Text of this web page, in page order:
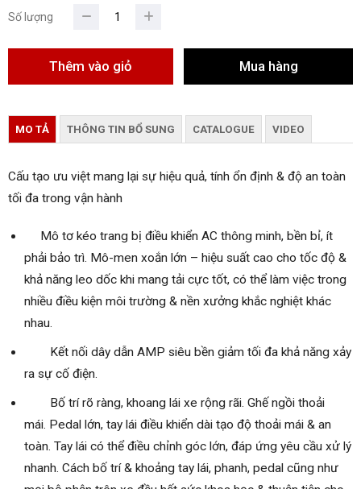
Số lượng
MO TẢ THÔNG TIN BỔ SUNG CATALOGUE VIDEO
Cấu tạo ưu việt mang lại sự hiệu quả, tính ổn định & độ an toàn
tối đa trong vận hành
Mô tơ kéo trang bị điều khiển AC thông minh, bền bỉ, ít
phải bảo trì. Mô-men xoắn lớn – hiệu suất cao cho tốc độ &
khả năng leo dốc khi mang tải cực tốt, có thể làm việc trong
nhiều điều kiện môi trường & nền xưởng khắc nghiệt khác
nhau.
Kết nối dây dẫn AMP siêu bền giảm tối đa khả năng xảy
ra sự cố điện.
Bố trí rõ ràng, khoang lái xe rộng rãi. Ghế ngồi thoải
mái. Pedal lớn, tay lái điều khiển dài tạo độ thoải mái & an
toàn. Tay lái có thể điều chỉnh góc lớn, đáp ứng yêu cầu xử lý
nhanh. Cách bố trí & khoảng tay lái, phanh, pedal cũng như